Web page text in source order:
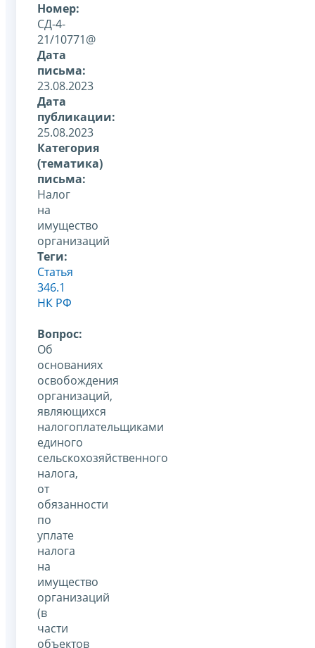
Номер:
СД-4-
21/10771@
Дата
письма:
23.08.2023
Дата
публикации:
25.08.2023
Категория
(тематика)
письма:
Налог
на
имущество
организаций
Теги:
Статья
346.1
НК РФ
Вопрос:
Об
основаниях
освобождения
организаций,
являющихся
налогоплательщиками
единого
сельскохозяйственного
налога,
от
обязанности
по
уплате
налога
на
имущество
организаций
(в
части
объектов